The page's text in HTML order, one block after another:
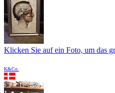
Klicken Sie auf ein Foto, um das
K&Co.